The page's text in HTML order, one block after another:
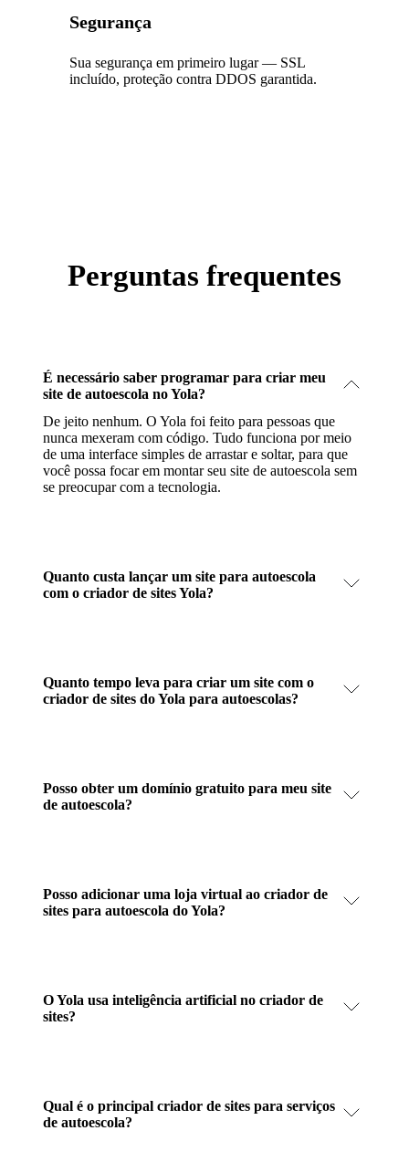
Segurança
Sua segurança em primeiro lugar — SSL
incluído, proteção contra DDOS garantida.
Perguntas frequentes
É necessário saber programar para criar meu
site de autoescola no Yola?
De jeito nenhum. O Yola foi feito para pessoas que
nunca mexeram com código. Tudo funciona por meio
de uma interface simples de arrastar e soltar, para que
você possa focar em montar seu site de autoescola sem
se preocupar com a tecnologia.
Quanto custa lançar um site para autoescola
com o criador de sites Yola?
Quanto tempo leva para criar um site com o
criador de sites do Yola para autoescolas?
Posso obter um domínio gratuito para meu site
de autoescola?
Posso adicionar uma loja virtual ao criador de
sites para autoescola do Yola?
O Yola usa inteligência artificial no criador de
sites?
Qual é o principal criador de sites para serviços
de autoescola?